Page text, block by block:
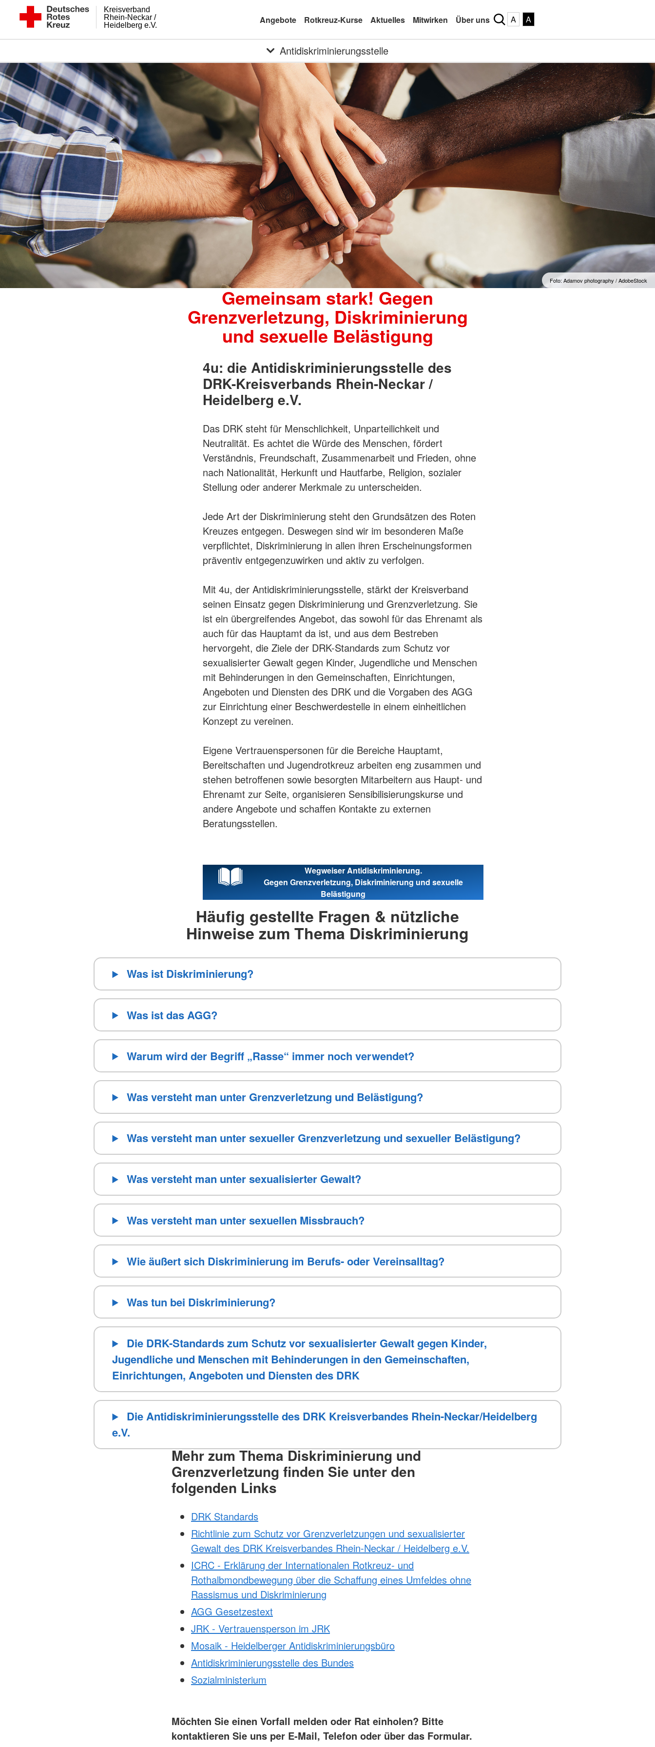
Heidelberg e.V.
Rhein-Neckar /
Kreisverband
Angebote Rotkreuz-Kurse Aktuelles Mitwirken Über uns A A
Antidiskriminierungsstelle
Foto: Adamov photography / AdobeStock
Gemeinsam stark! Gegen
Grenzverletzung, Diskriminierung
und sexuelle Belästigung
4u: die Antidiskriminierungsstelle des
DRK-Kreisverbands Rhein-Neckar /
Heidelberg e.V.
Das DRK steht für Menschlichkeit, Unparteilichkeit und
Neutralität. Es achtet die Würde des Menschen, fördert
Verständnis, Freundschaft, Zusammenarbeit und Frieden, ohne
nach Nationalität, Herkunft und Hautfarbe, Religion, sozialer
Stellung oder anderer Merkmale zu unterscheiden.
Jede Art der Diskriminierung steht den Grundsätzen des Roten
Kreuzes entgegen. Deswegen sind wir im besonderen Maße
verpflichtet, Diskriminierung in allen ihren Erscheinungsformen
präventiv entgegenzuwirken und aktiv zu verfolgen.
Mit 4u, der Antidiskriminierungsstelle, stärkt der Kreisverband
seinen Einsatz gegen Diskriminierung und Grenzverletzung. Sie
ist ein übergreifendes Angebot, das sowohl für das Ehrenamt als
auch für das Hauptamt da ist, und aus dem Bestreben
hervorgeht, die Ziele der DRK-Standards zum Schutz vor
sexualisierter Gewalt gegen Kinder, Jugendliche und Menschen
mit Behinderungen in den Gemeinschaften, Einrichtungen,
Angeboten und Diensten des DRK und die Vorgaben des AGG
zur Einrichtung einer Beschwerdestelle in einem einheitlichen
Konzept zu vereinen.
Eigene Vertrauenspersonen für die Bereiche Hauptamt,
Bereitschaften und Jugendrotkreuz arbeiten eng zusammen und
stehen betroffenen sowie besorgten Mitarbeitern aus Haupt- und
Ehrenamt zur Seite, organisieren Sensibilisierungskurse und
andere Angebote und schaffen Kontakte zu externen
Beratungsstellen.
Wegweiser Antidiskriminierung.
Gegen Grenzverletzung, Diskriminierung und sexuelle
Belästigung
Häufig gestellte Fragen & nützliche
Hinweise zum Thema Diskriminierung
Was ist Diskriminierung?
Was ist das AGG?
Warum wird der Begriff „Rasse“ immer noch verwendet?
Was versteht man unter Grenzverletzung und Belästigung?
Was versteht man unter sexueller Grenzverletzung und sexueller Belästigung?
Was versteht man unter sexualisierter Gewalt?
Was versteht man unter sexuellen Missbrauch?
Wie äußert sich Diskriminierung im Berufs- oder Vereinsalltag?
Was tun bei Diskriminierung?
Die DRK-Standards zum Schutz vor sexualisierter Gewalt gegen Kinder,
Jugendliche und Menschen mit Behinderungen in den Gemeinschaften,
Einrichtungen, Angeboten und Diensten des DRK
Die Antidiskriminierungsstelle des DRK Kreisverbandes Rhein-Neckar/Heidelberg
e.V.
Mehr zum Thema Diskriminierung und
Grenzverletzung finden Sie unter den
folgenden Links
DRK Standards
Richtlinie zum Schutz vor Grenzverletzungen und sexualisierter
Gewalt des DRK Kreisverbandes Rhein-Neckar / Heidelberg e.V.
ICRC - Erklärung der Internationalen Rotkreuz- und
Rothalbmondbewegung über die Schaffung eines Umfeldes ohne
Rassismus und Diskriminierung
AGG Gesetzestext
JRK - Vertrauensperson im JRK
Mosaik - Heidelberger Antidiskriminierungsbüro
Antidiskriminierungsstelle des Bundes
Sozialministerium
Möchten Sie einen Vorfall melden oder Rat einholen? Bitte
kontaktieren Sie uns per E-Mail, Telefon oder über das Formular.